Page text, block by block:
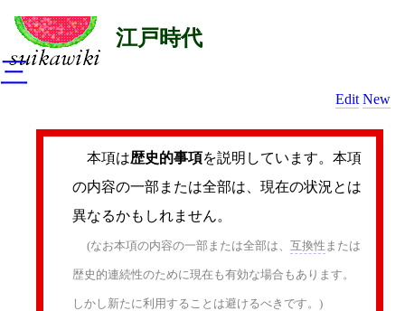
江戸時代
Edit New
本項は歴史的事項を説明しています。本項
の内容の一部または全部は、現在の状況とは
異なるかもしれません。
(なお本項の内容の一部または全部は、 互換性 または
歴史的連続性のために現在も有効な場合もあります。
しかし新たに利用することは避けるべきです。)
三